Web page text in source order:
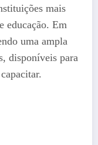
mais
educação. Em
uma ampla
disponíveis para